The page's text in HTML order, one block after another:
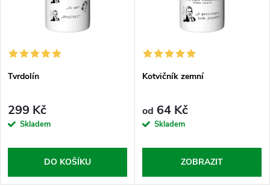
Tvrdolín
299 Kč
Skladem
DO KOŠÍKU
Kotvičník zemní
od 64 Kč
Skladem
ZOBRAZIT